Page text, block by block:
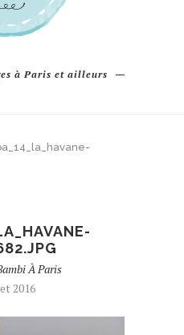
à Paris et ailleurs
À Paris
2016